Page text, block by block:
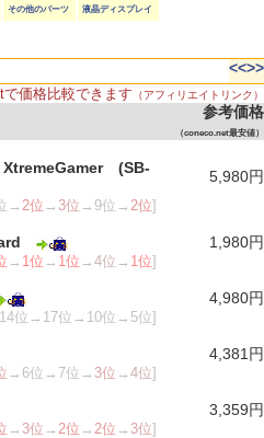
その他のパーツ 液晶ディスプレイ
<<>>
価格比較できます （アフィリエイトリンク）
参考価格
（coneco.net最安値）
(SB-
→2位 → 3位 →9位→2位]
5,980円
→ 1位 → 1位 →4位 → 1位]
1,980円
位→17位→10位→5位]
4,980円
→6位→7位→ 3位 →4位]
4,381円
→ 3位 →2位 →2位 → 3位]
3,359円